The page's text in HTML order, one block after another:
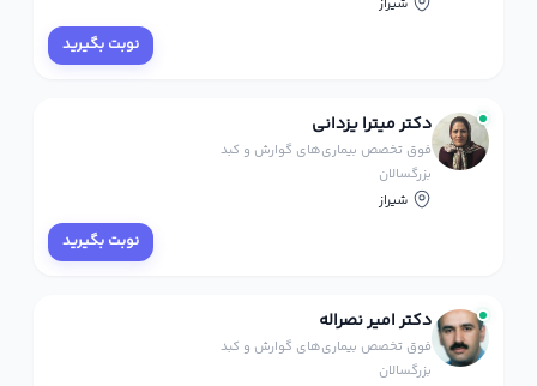
شیراز
نوبت بگیرید
دکتر میترا یزدانی
فوق تخصص بیماری‌های گوارش و کبد
بزرگسالان
شیراز
نوبت بگیرید
دکتر امیر نصراله
فوق تخصص بیماری‌های گوارش و کبد
بزرگسالان